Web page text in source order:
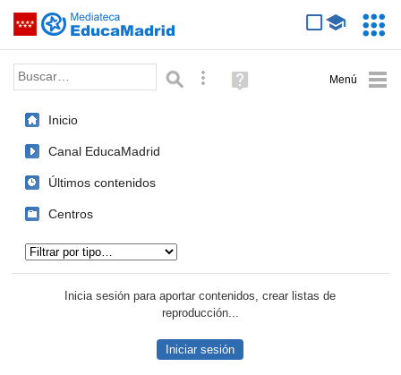
Saltar navegación
Palabra o frase: Búsqueda avanzada
Ayuda
(en
Inicio
Canal EducaMadrid
Últimos contenidos
Centros
Inicia sesión para aportar contenidos, crear listas de
reproducción...
Iniciar sesión